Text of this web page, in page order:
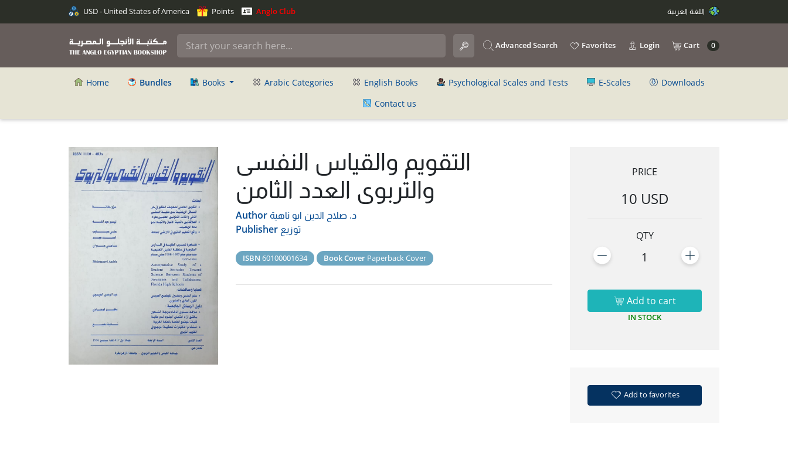
USD - United States of America Points Anglo Club
Advanced Search Favorites Login Cart 0
Home Bundles Books Arabic Categories English Books Psychological Scales and Tests E-Scales
Downloads
Contact us
التقويم والقياس النفسى
والتربوى العدد الثامن
Author د. صلاح الدين ابو ناهية
Publisher توزيع
ISBN 60100001634 Book Cover Paperback Cover
PRICE
10 USD
QTY
1
Add to cart
IN STOCK
Add to favorites